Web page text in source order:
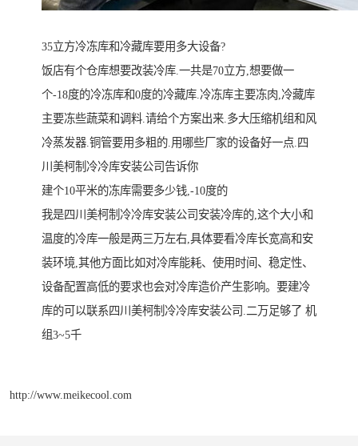
35立方冷冻库和冷藏库要用多大设备?
饭店有个仓库想要改装冷库.一共是70立方,想要做一
个-18度的冷冻库和0度的冷藏库.冷冻库主要冻肉,冷藏库
主要冻些蔬菜和调料.请给个方案出来.多大压缩机组和风
冷蒸发器.铜管要用多粗的.用哪些厂家的设备好一点.四
川美柯制冷冷库安装公司告诉你
建个10平米的冻库需要多少钱,-10度的
我是四川美柯制冷冷库安装公司安装冷库的,这个大小和
温度的冷库一般是两三万左右,具体要看冷库长宽高和安
装环境,其他方面比如对冷库能耗、使用时间、稳定性、
设备配置高低的要求也会对冷库造价产生影响。要建冷
库的可以联系四川美柯制冷冷库安装公司.二万足够了 机
组3~5千
http://www.meikecool.com